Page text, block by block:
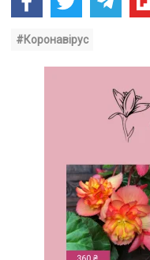
#Коронавірус